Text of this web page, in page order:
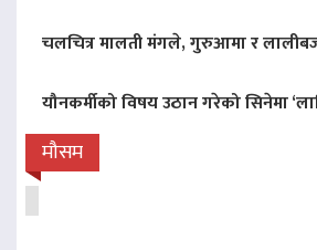
चलचित्र मालती मंगले, गुरुआमा र
यौनकर्मीको विषय उठान गरेको सिनेमा
मौसम